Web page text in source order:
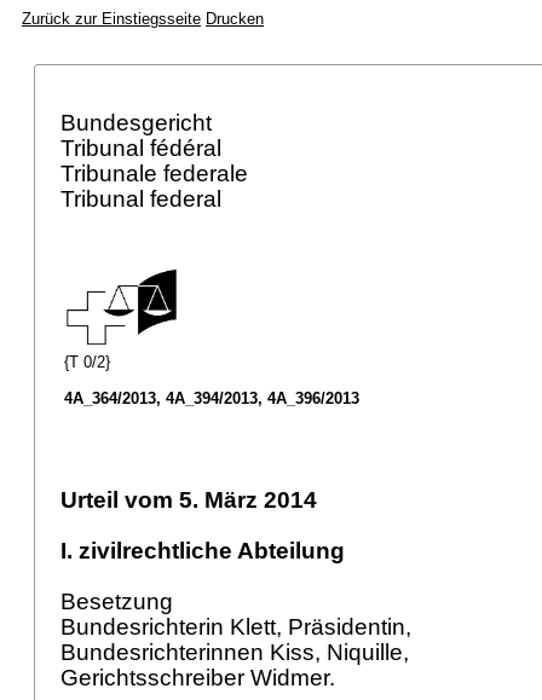
Zurück zur Einstiegsseite Drucken
Bundesgericht
Tribunal fédéral
Tribunale federale
Tribunal federal
{T 0/2}
4A_364/2013, 4A_394/2013, 4A_396/2013
Urteil vom 5. März 2014
I. zivilrechtliche Abteilung
Besetzung
Bundesrichterin Klett, Präsidentin,
Bundesrichterinnen Kiss, Niquille,
Gerichtsschreiber Widmer.